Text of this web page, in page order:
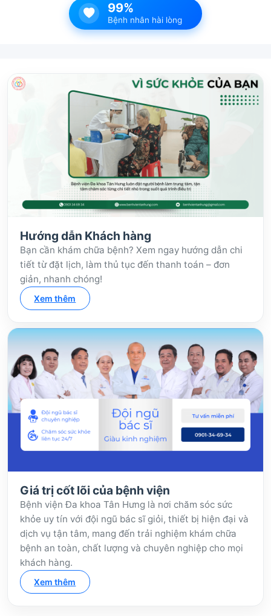
99%
Bệnh nhân hài lòng
Hướng dẫn Khách hàng
Bạn cần khám chữa bệnh? Xem ngay hướng dẫn chi
tiết từ đặt lịch, làm thủ tục đến thanh toán – đơn
giản, nhanh chóng!
Xem thêm
Giá trị cốt lõi của bệnh viện
Bệnh viện Đa khoa Tân Hưng là nơi chăm sóc sức
khỏe uy tín với đội ngũ bác sĩ giỏi, thiết bị hiện đại và
dịch vụ tận tâm, mang đến trải nghiệm khám chữa
bệnh an toàn, chất lượng và chuyên nghiệp cho mọi
khách hàng.
Xem thêm